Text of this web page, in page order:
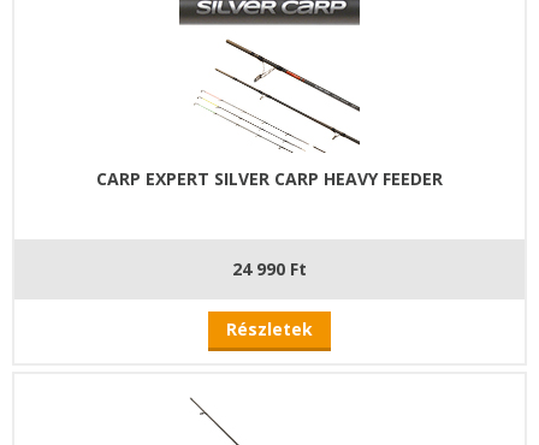
CARP EXPERT SILVER CARP HEAVY FEEDER
24 990 Ft
Részletek